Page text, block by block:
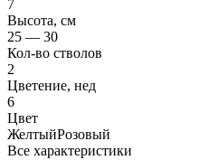
7
Высота, см
25 — 30
Кол-во стволов
2
Цветение, нед
6
Цвет
ЖелтыйРозовый
Все характеристики